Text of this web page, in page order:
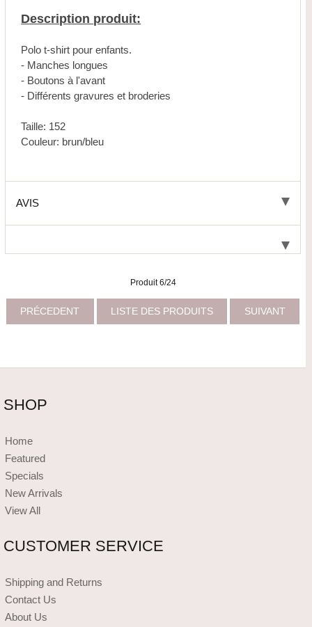
Description produit:
Polo t-shirt pour enfants.
- Manches longues
- Boutons à l'avant
- Différents gravures et broderies
Taille: 152
Couleur: brun/bleu
AVIS
Produit 6/24
PRÉCEDENT LISTE DES PRODUITS SUIVANT
SHOP
Home
Featured
Specials
New Arrivals
View All
CUSTOMER SERVICE
Shipping and Returns
Contact Us
About Us